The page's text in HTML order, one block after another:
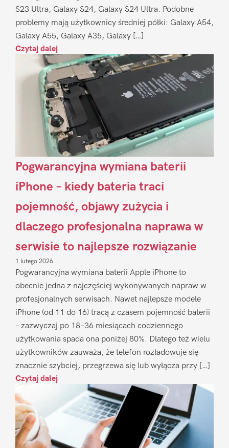
S23 Ultra, Galaxy S24, Galaxy S24 Ultra. Podobne
problemy mają użytkownicy średniej półki: Galaxy A54,
Galaxy A55, Galaxy A35, Galaxy […]
Czytaj dalej
Pogwarancyjna wymiana baterii
iPhone – kiedy bateria traci
pojemność, objawy zużycia i
dlaczego profesjonalna naprawa w
serwisie to najlepsze rozwiązanie
1 lutego 2026
Pogwarancyjna wymiana baterii Apple iPhone to
obecnie jedna z najczęściej wykonywanych napraw w
profesjonalnych serwisach. Nawet najlepsze modele
iPhone (od 11 do 16) tracą z czasem pojemność baterii
– zazwyczaj po 18–36 miesiącach codziennego
użytkowania spada ona poniżej 80%. Dlatego też wielu
użytkowników zauważa, że telefon rozładowuje się
znacznie szybciej, przegrzewa się lub wyłącza przy […]
Czytaj dalej